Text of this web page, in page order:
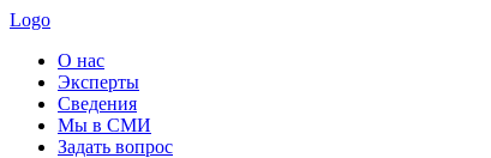
Logo
О нас
Эксперты
Сведения
Мы в СМИ
Задать вопрос